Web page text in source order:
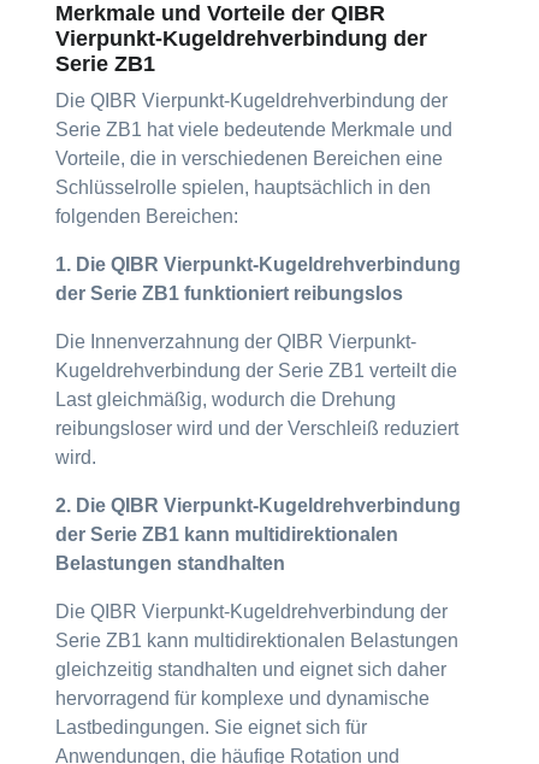
Merkmale und Vorteile der QIBR
Vierpunkt-Kugeldrehverbindung der
Serie ZB1
Die QIBR Vierpunkt-Kugeldrehverbindung der
Serie ZB1 hat viele bedeutende Merkmale und
Vorteile, die in verschiedenen Bereichen eine
Schlüsselrolle spielen, hauptsächlich in den
folgenden Bereichen:
1. Die QIBR Vierpunkt-Kugeldrehverbindung
der Serie ZB1 funktioniert reibungslos
Die Innenverzahnung der QIBR Vierpunkt-
Kugeldrehverbindung der Serie ZB1 verteilt die
Last gleichmäßig, wodurch die Drehung
reibungsloser wird und der Verschleiß reduziert
wird.
2. Die QIBR Vierpunkt-Kugeldrehverbindung
der Serie ZB1 kann multidirektionalen
Belastungen standhalten
Die QIBR Vierpunkt-Kugeldrehverbindung der
Serie ZB1 kann multidirektionalen Belastungen
gleichzeitig standhalten und eignet sich daher
hervorragend für komplexe und dynamische
Lastbedingungen. Sie eignet sich für
Anwendungen, die häufige Rotation und